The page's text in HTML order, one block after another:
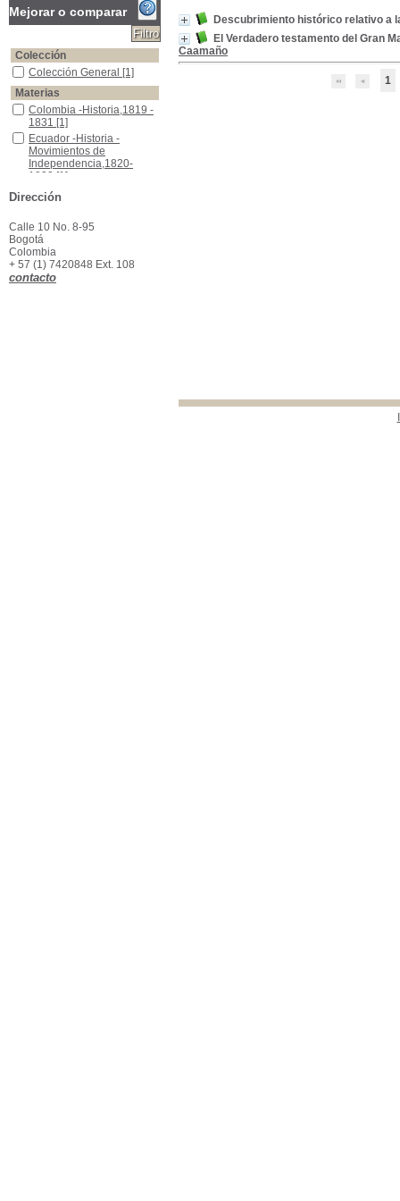
Descubrimiento histórico relativo a
El Verdadero testamento del Gran
Caamaño
1
Mejorar o comparar
Colección
Colección General
Colección General [1]
Materias
Colombia -Historia,1819 - 1831
Colombia -Historia,1819 -
1831 [1]
Ecuador -Historia -Movimientos de Independencia,1820-1822
Ecuador -Historia -
Movimientos de
Independencia,1820-
1822 [1]
Gran Colombia
Gran Colombia
Dirección
Calle 10 No. 8-95
Bogotá
Colombia
+ 57 (1) 7420848 Ext. 108
contacto